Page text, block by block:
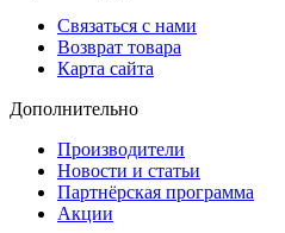
Связаться с нами
Возврат товара
Карта сайта
Дополнительно
Производители
Новости и статьи
Партнёрская программа
Акции